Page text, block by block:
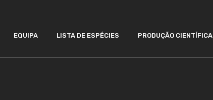
EQUIPA LISTA DE ESPÉCIES PRODUÇÃO CIENTÍFICA